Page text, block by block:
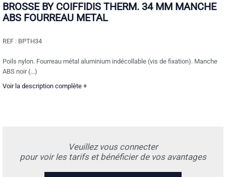
BROSSE BY COIFFIDIS THERM. 34 MM MANCHE
ABS FOURREAU METAL
REF : BPTH34
Poils nylon. Fourreau métal aluminium indécollable (vis de fixation). Manche
ABS noir (...)
Voir la description complète +
Veuillez vous connecter
pour voir les tarifs et bénéficier de vos avantages